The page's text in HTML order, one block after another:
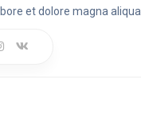
et dolore magna aliqua.